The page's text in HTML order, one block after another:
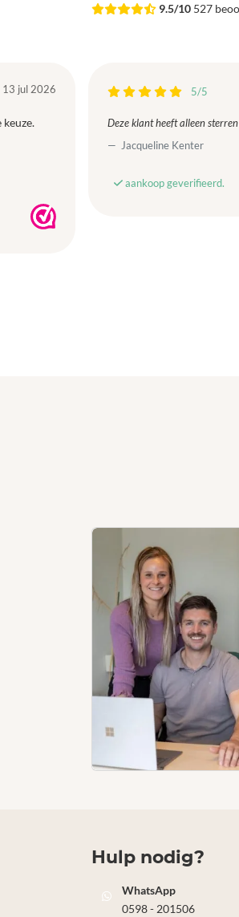
9.5/10527
13 jul 2026 5/5
Deze klant heeft alleen
Jacqueline Kenter
aankoop geverifieerd.
Hulp nodig?
WhatsApp
0598 - 201506